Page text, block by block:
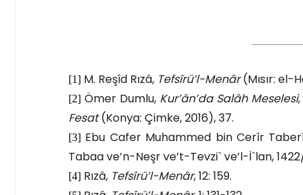
[1] M. Reşîd Rızâ, Tefsîrü’l-Menâr(Mısır: el-
[2] Ömer Dumlu, Kur’ân’da Salâh Meselesi
Fesat(Konya: Çimke, 2016), 37.
[3] Ebu Cafer Muhammed bin Cerîr
Tabaa ve’n-Neşr ve’t-Tevzi` ve’l-İ`lan, 1422/
[4] Rızâ, Tefsîrü’l-Menâr, 12: 159.